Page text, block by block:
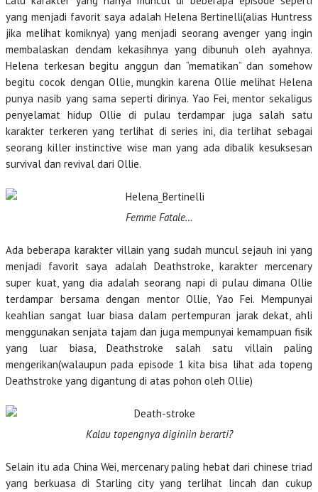
yang menjadi favorit saya adalah Helena Bertinelli(alias Huntress
jika melihat komiknya) yang menjadi seorang avenger yang ingin
membalaskan dendam kekasihnya yang dibunuh oleh ayahnya.
Helena terkesan begitu anggun dan “mematikan” dan somehow
begitu cocok dengan Ollie, mungkin karena Ollie melihat Helena
punya nasib yang sama seperti dirinya. Yao Fei, mentor sekaligus
penyelamat hidup Ollie di pulau terdampar juga salah satu
karakter terkeren yang terlihat di series ini, dia terlihat sebagai
seorang killer instinctive wise man yang ada dibalik kesuksesan
survival dan revival dari Ollie.
Femme Fatale…
Ada beberapa karakter villain yang sudah muncul sejauh ini yang
menjadi favorit saya adalah Deathstroke, karakter mercenary
super kuat, yang dia adalah seorang napi di pulau dimana Ollie
terdampar bersama dengan mentor Ollie, Yao Fei. Mempunyai
keahlian sangat luar biasa dalam pertempuran jarak dekat, ahli
menggunakan senjata tajam dan juga mempunyai kemampuan fisik
yang luar biasa, Deathstroke salah satu villain paling
mengerikan(walaupun pada episode 1 kita bisa lihat ada topeng
Deathstroke yang digantung di atas pohon oleh Ollie)
Kalau topengnya diginiin berarti?
Selain itu ada China Wei, mercenary paling hebat dari chinese triad
yang berkuasa di Starling city yang terlihat lincah dan cukup